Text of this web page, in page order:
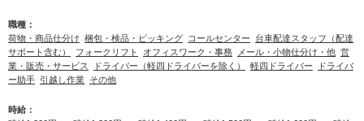
職種：
荷物・商品仕分け 梱包・検品・ピッキング コールセンター
台車配達スタッフ（配達
サポート含む）
フォークリフト オフィスワーク・事務 メール・小物仕分け・他 営
業・販売・サービス
ドライバー（軽四ドライバーを除く） 軽四ドライバー
ドライバ
ー助手 引越し作業 その他
時給：